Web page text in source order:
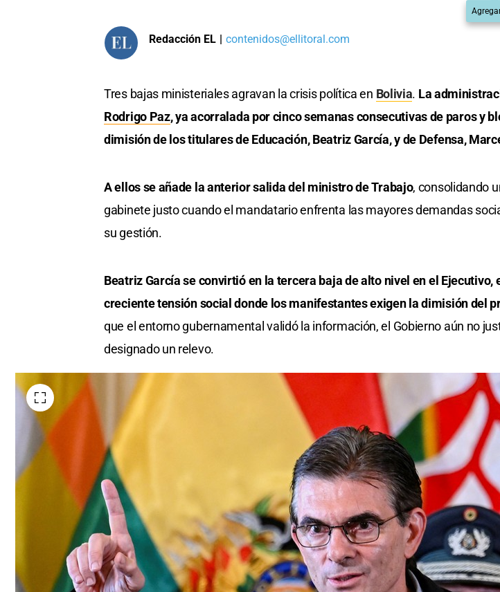
Redacción EL | contenidos@ellitoral.com
Tres bajas ministeriales agravan la crisis política en Bolivia. La
Rodrigo Paz, ya acorralada por cinco semanas consecutivas de paros y
dimisión de los titulares de Educación, Beatriz García, y de Defensa,
A ellos se añade la anterior salida del ministro de Trabajo, consolidando
gabinete justo cuando el mandatario enfrenta las mayores demandas
su gestión.
Beatriz García se convirtió en la tercera baja de alto nivel en el Ejecutivo,
creciente tensión social donde los manifestantes exigen la dimisión del
que el entorno gubernamental validó la información, el Gobierno aún no
designado un relevo.